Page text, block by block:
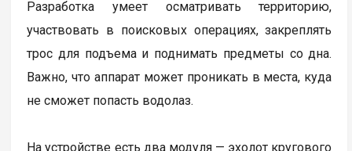
Разработка умеет осматривать территорию,
участвовать в поисковых операциях, закреплять
трос для подъема и поднимать предметы со дна.
Важно, что аппарат может проникать в места, куда
не сможет попасть водолаз.
На устройстве есть два модуля — эхолот кругового